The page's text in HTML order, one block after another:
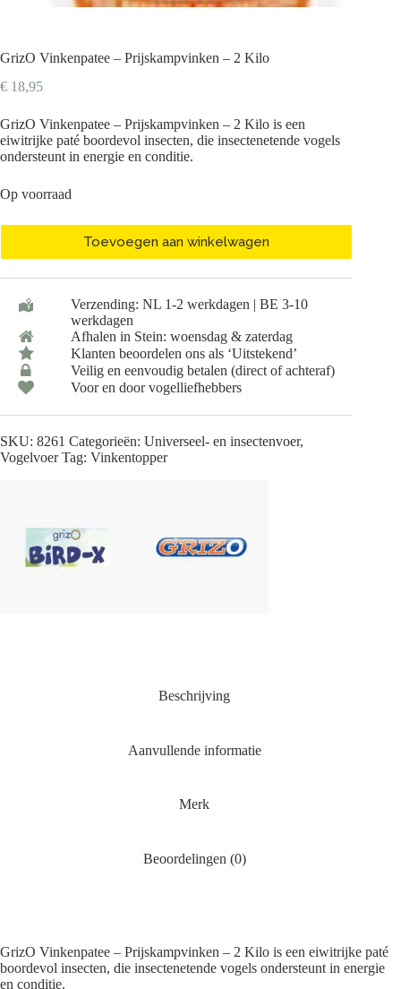
GrizO Vinkenpatee – Prijskampvinken – 2 Kilo
€ 18,95
GrizO Vinkenpatee – Prijskampvinken – 2 Kilo is een
eiwitrijke paté boordevol insecten, die insectenetende vogels
ondersteunt in energie en conditie.
Op voorraad
Toevoegen aan winkelwagen
Verzending: NL 1-2 werkdagen | BE 3-10
werkdagen
Afhalen in Stein: woensdag & zaterdag
Klanten beoordelen ons als ‘Uitstekend’
Veilig en eenvoudig betalen (direct of achteraf)
Voor en door vogelliefhebbers
SKU: 8261 Categorieën: Universeel- en insectenvoer,
Vogelvoer Tag: Vinkentopper
Beschrijving
Aanvullende informatie
Merk
Beoordelingen (0)
GrizO Vinkenpatee – Prijskampvinken – 2 Kilo is een eiwitrijke paté
boordevol insecten, die insectenetende vogels ondersteunt in energie
en conditie.